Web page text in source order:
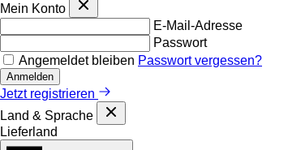
Mein Konto
E-Mail-Adresse
Passwort
Angemeldet bleiben Passwort vergessen?
Anmelden
Jetzt registrieren
Land & Sprache
Lieferland